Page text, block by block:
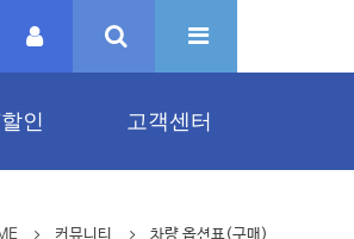
인 고객센터
커뮤니티 차량 옵션표(구매)